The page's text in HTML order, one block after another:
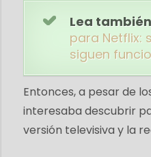
Lea
para Netflix:
siguen
Entonces, a pesar de
interesaba descubrir
versión televisiva y la